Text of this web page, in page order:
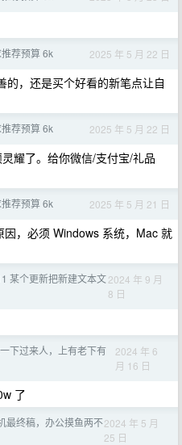
荐预算 6k 2025 年 5 月 22 日
的，还是买个好看的新笔点让自
荐预算 6k 2025 年 5 月 22 日
耀了。给你微信/支付宝/礼品
荐预算 6k 2025 年 5 月 21 日
，必须 Windows 系统，Mac 就
某个更新把新建文本文2024 年 9 月
8 日
下过来人，上有老下有
2024 年 6
月 16 日
了
最终稿，办公摸鱼两不2024 年 5 月
25 日